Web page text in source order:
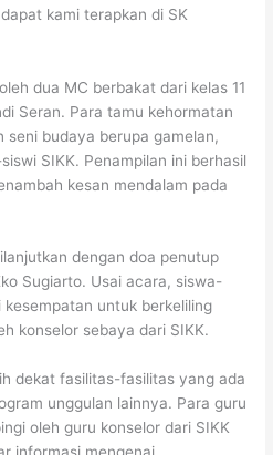
kami terapkan di SK
dua MC berbakat dari kelas 11
Seran. Para tamu kehormatan
seni budaya berupa gamelan,
SIKK. Penampilan ini berhasil
kesan mendalam pada
dengan doa penutup
Sugiarto. Usai acara, siswa-
kesempatan untuk berkeliling
konselor sebaya dari SIKK.
dekat fasilitas-fasilitas yang ada
unggulan lainnya. Para guru
oleh guru konselor dari SIKK